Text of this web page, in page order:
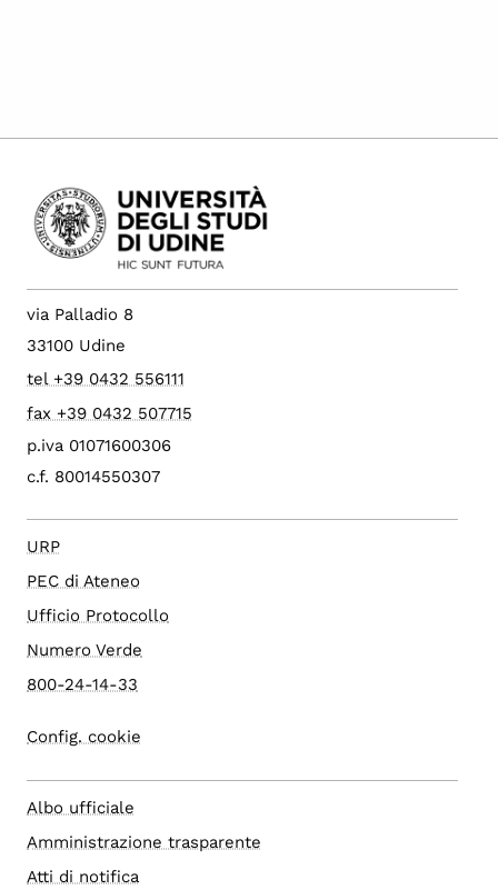
via Palladio 8
33100 Udine
tel +39 0432 556111
fax +39 0432 507715
p.iva 01071600306
c.f. 80014550307
URP
PEC di Ateneo
Ufficio Protocollo
Numero Verde
800-24-14-33
Config. cookie
Albo ufficiale
Amministrazione trasparente
Atti di notifica